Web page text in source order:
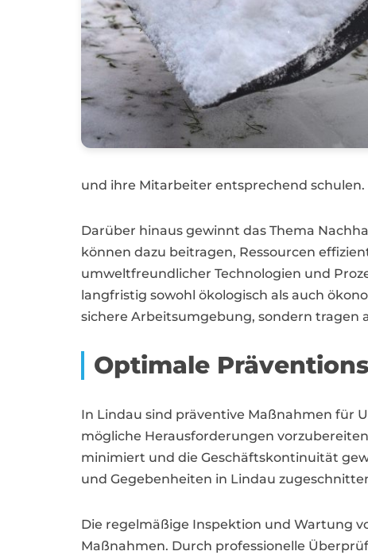
und ihre Mitarbeiter entsprechend schulen.
Darüber hinaus gewinnt das Thema
können dazu beitragen, Ressourcen
umweltfreundlicher Technologien und
langfristig sowohl ökologisch als auch
sichere Arbeitsumgebung, sondern tragen
Optimale
In Lindau sind präventive Maßnahmen für
mögliche Herausforderungen
minimiert und die Geschäftskontinuität
und Gegebenheiten in Lindau
Die regelmäßige Inspektion und Wartung
Maßnahmen. Durch professionelle